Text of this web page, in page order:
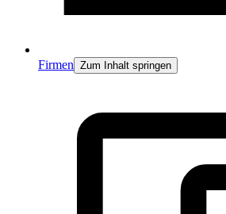
Firmen Zum Inhalt springen